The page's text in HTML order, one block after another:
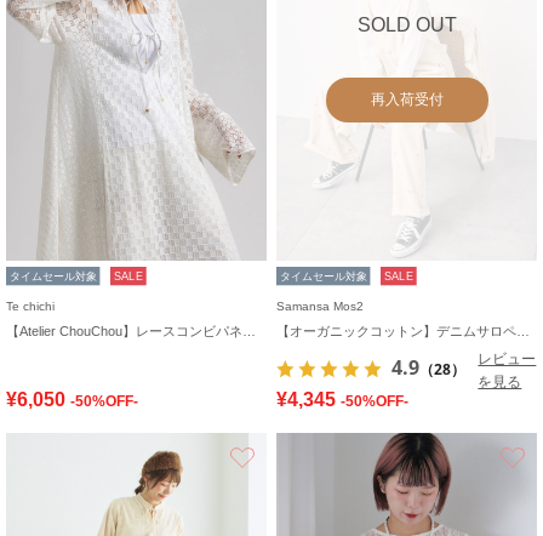
タイムセール対象 SALE
Te chichi
¥6,050 -50%OFF-
SOLD OUT
再入荷受付
タイムセール対象 SALE
Samansa Mos2
4.9 （28）
レビュー
を見る
¥4,345 -50%OFF-